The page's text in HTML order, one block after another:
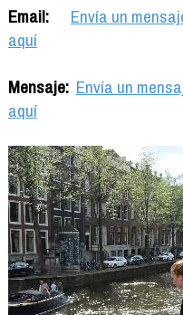
Email:
Envía un
aquí
Mensaje: Envía un
aquí